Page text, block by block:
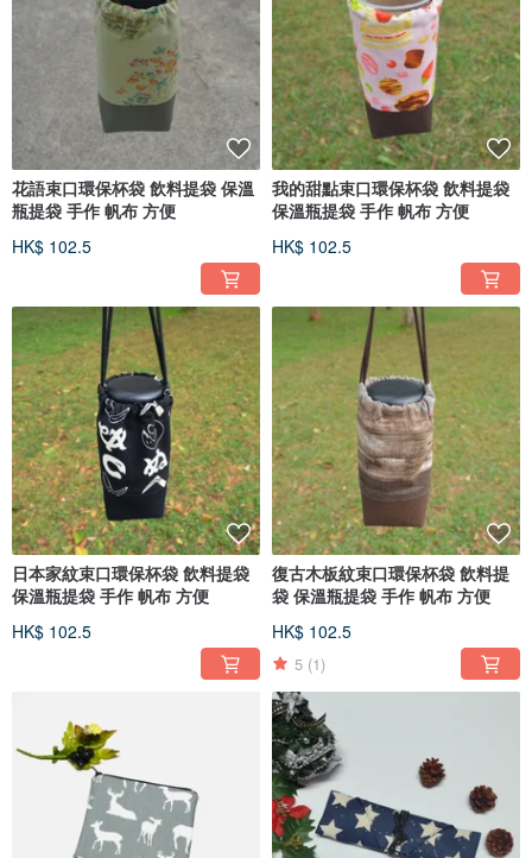
花語束口環保杯袋 飲料提袋 保溫
瓶提袋 手作 帆布 方便
HK$ 102.5
我的甜點束口環保杯袋 飲料提袋
保溫瓶提袋 手作 帆布 方便
HK$ 102.5
日本家紋束口環保杯袋 飲料提袋
保溫瓶提袋 手作 帆布 方便
HK$ 102.5
復古木板紋束口環保杯袋 飲料提
袋 保溫瓶提袋 手作 帆布 方便
HK$ 102.5
5 (1)